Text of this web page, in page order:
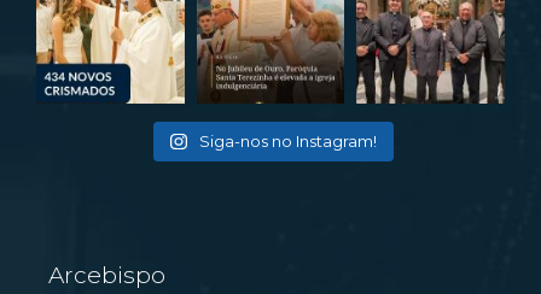
Siga-nos no Instagram!
Arcebispo